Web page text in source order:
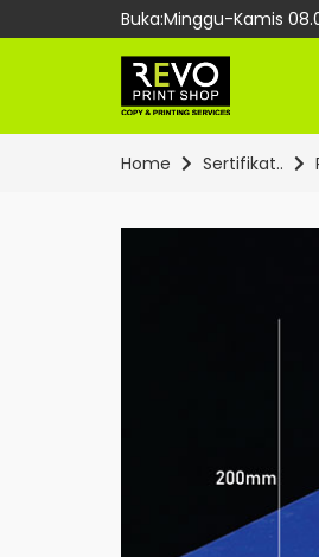
Buka:Minggu-Kamis
Home Sertifikat..